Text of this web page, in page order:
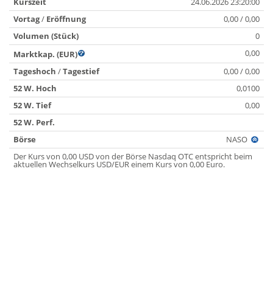
Vortag/ Eröffnung
0,00 / 0,00
Volumen (Stück)
0
Marktkap. (EUR)
0,00
Tageshoch /Tagestief
0,00 / 0,00
52 W. Hoch
0,0100
52 W. Tief
0,00
52 W. Perf.
Börse
NASO
Der Kurs von 0,00 USD von der Börse Nasdaq OTC entspricht beim
aktuellen Wechselkurs USD/EUR einem Kurs von 0,00 Euro.